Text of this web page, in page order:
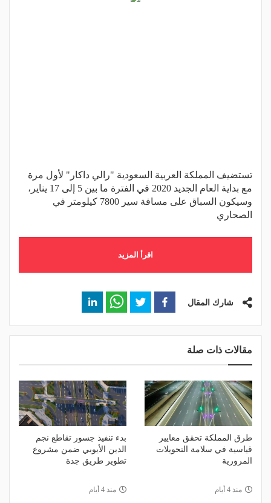
تستضيف المملكة العربية السعودية "رالي داكار" لأول مرة
مع بداية العام الجديد 2020 في الفترة ما بين 5 إلى 17 يناير،
وسيكون السباق على مسافة سير 7800 كيلومتر في
الصحاري
اقرأ المزيد
شارك المقال
مقالات ذات صلة
طرق المملكة تحقق معايير
قياسية في سلامة التحويلات
المرورية
منذ 4 أيام
بدء تنفيذ جسور تقاطع نجم
الدين الأيوبي ضمن مشروع
تطوير طريق جدة
منذ 4 أيام